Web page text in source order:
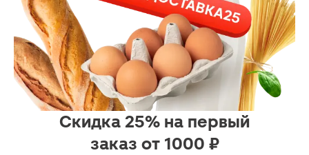
Скидка 25% на первый
заказ от 1000 ₽